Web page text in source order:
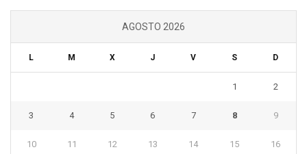
AGOSTO 2026
L M X J V S D
1 2
3 4 5 6 7 8 9
10 11 12 13 14 15 16